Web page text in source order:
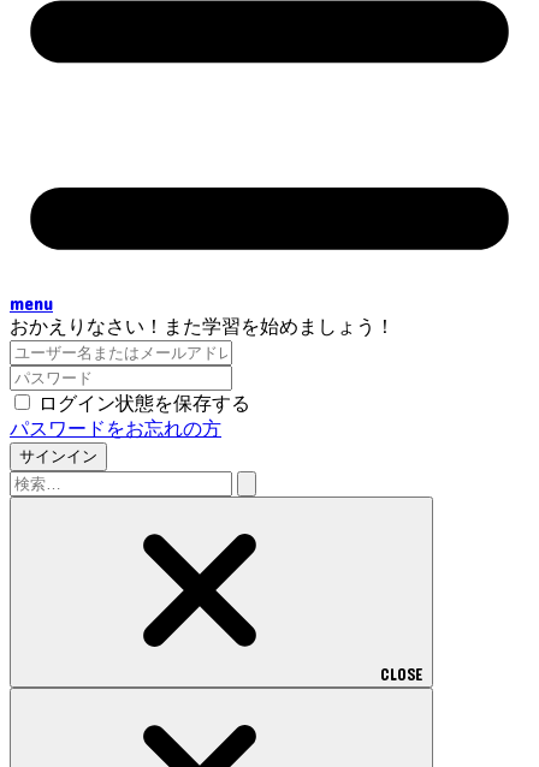
menu
おかえりなさい！また学習を始めましょう！
ログイン状態を保存する
パスワードをお忘れの方
サインイン
検
索:
CLOSE